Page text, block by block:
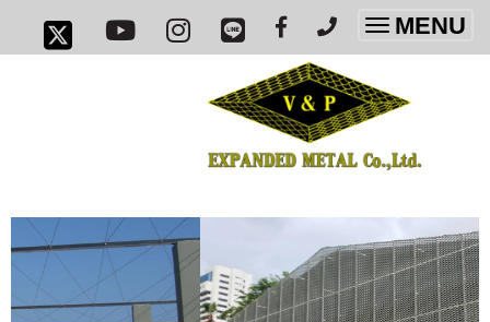
Toggle
MENU